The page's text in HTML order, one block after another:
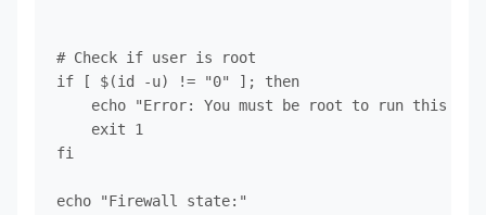
# Check if user is root
if [ $(id -u) != "0" ]; then
echo "Error: You must be root to run this
    exit 1
fi
echo "Firewall state:"